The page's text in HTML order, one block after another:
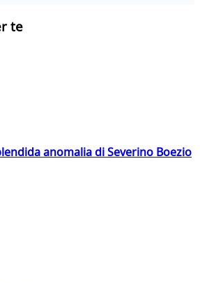
te
anomalia di Severino Boezio